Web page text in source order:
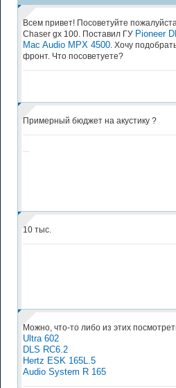
Всем привет! Посоветуйте пожалуйста
Chaser gx 100. Поставил ГУ Pioneer
Mac Audio MPX 4500. Хочу
фронт. Что посоветуете?
Примерный бюджет на акустику ?
...
10 тыс.
Можно, что-то либо из этих
Ultra 602
DLS RC6.2
Hertz ESK 165L.5
Audio System R 165